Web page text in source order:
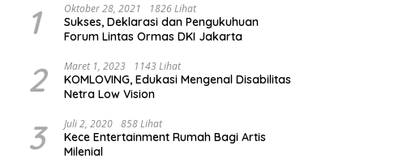
1 Oktober 28, 2021 1826 Lihat
Sukses, Deklarasi dan Pengukuhuan
Forum Lintas Ormas DKI Jakarta
2 Maret 1, 2023 1143 Lihat
KOMLOVING, Edukasi Mengenal Disabilitas
Netra Low Vision
3 Juli 2, 2020 858 Lihat
Kece Entertainment Rumah Bagi Artis
Milenial